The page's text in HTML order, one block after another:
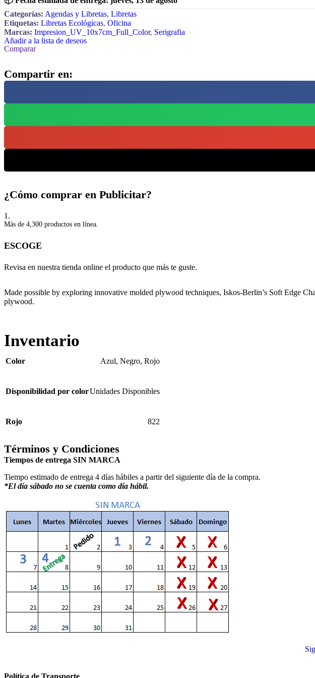
Categorías: Agendas y Libretas, Libretas
Etiquetas: Libretas Ecológicas, Oficina
Marcas: Impresion_UV_10x7cm_Full_Color, Serigrafia
Añadir a la lista de deseos
Comparar
Compartir en:
¿Cómo comprar en Publicitar?
1.
Más de 4,300 productos en línea.
ESCOGE
Revisa en nuestra tienda online el producto que más te guste.
Made possible by exploring innovative molded plywood techniques, Iskos-Berlin’s Soft Edge
plywood.
Inventario
Color Azul, Negro, Rojo
Disponibilidad por colorUnidades Disponibles
Rojo 822
Términos y Condiciones
Tiempos de entrega SIN MARCA
Tiempo estimado de entrega 4 días hábiles a partir del siguiente día de la compra.
*El día sábado no se cuenta como día hábil.
Política de Transporte